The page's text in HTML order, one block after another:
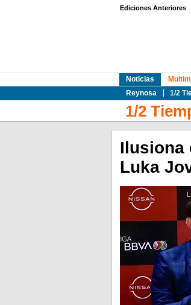
Ediciones Anteriores
Noticias
Reynosa
1/2
1/2
Ilusiona
Luka